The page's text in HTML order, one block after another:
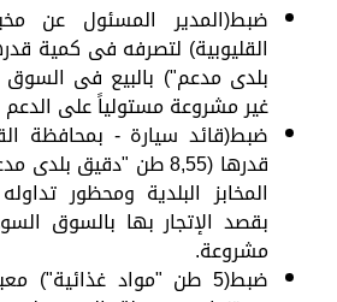
ضبط(المدير المسئول عن
بلدى مدعم") بالبيع فى السوق
غير مشروعة مستولياً على الدعم
ضبط(قائد سيارة - بمحافظة
قدرها (8,55 طن "دقيق
المخابز البلدية ومحظور
بقصد الإتجار بها بالسوق
مشروعة.
ضبط(5 طن "مواد